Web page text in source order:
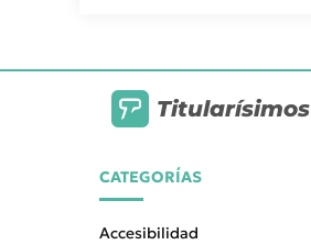
Titularísimos
CATEGORÍAS
Accesibilidad